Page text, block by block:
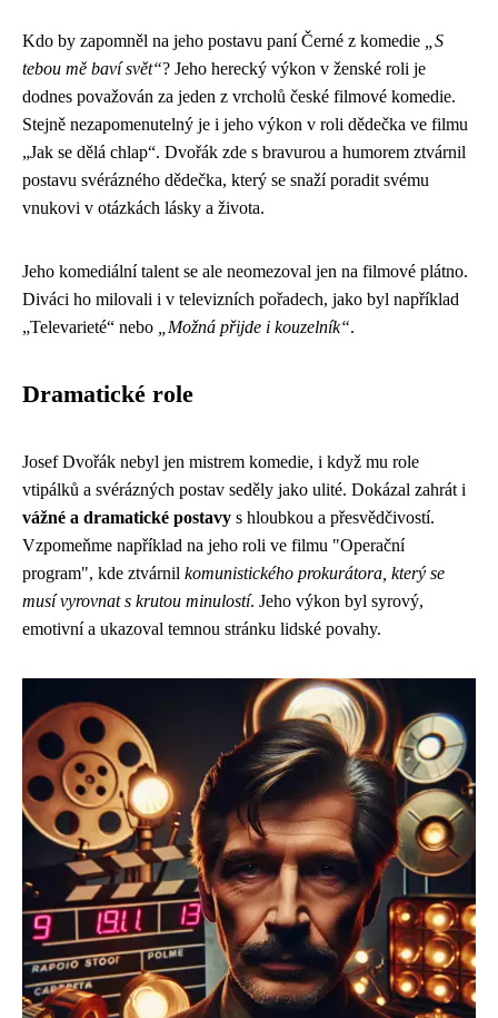
Kdo by zapomněl na jeho postavu paní Černé z komedie
„S
tebou mě baví svět“? Jeho herecký výkon v ženské roli je
dodnes považován za jeden z vrcholů české filmové komedie.
Stejně nezapomenutelný je i jeho výkon v roli dědečka ve filmu
„Jak se dělá chlap“. Dvořák zde s bravurou a humorem ztvárnil
postavu svérázného dědečka, který se snaží poradit svému
vnukovi v otázkách lásky a života.
Jeho komediální talent se ale neomezoval jen na filmové plátno.
Diváci ho milovali i v televizních pořadech, jako byl například
„Televarieté“ nebo
„Možná přijde i kouzelník“.
Dramatické role
Josef Dvořák nebyl jen mistrem komedie, i když mu role
vtipálků a svérázných postav seděly jako ulité. Dokázal zahrát i
vážné a dramatické postavy s hloubkou a přesvědčivostí.
Vzpomeňme například na jeho roli ve filmu "Operační
program", kde ztvárnil komunistického prokurátora, který se
musí vyrovnat s krutou minulostí. Jeho výkon byl syrový,
emotivní a ukazoval temnou stránku lidské povahy.